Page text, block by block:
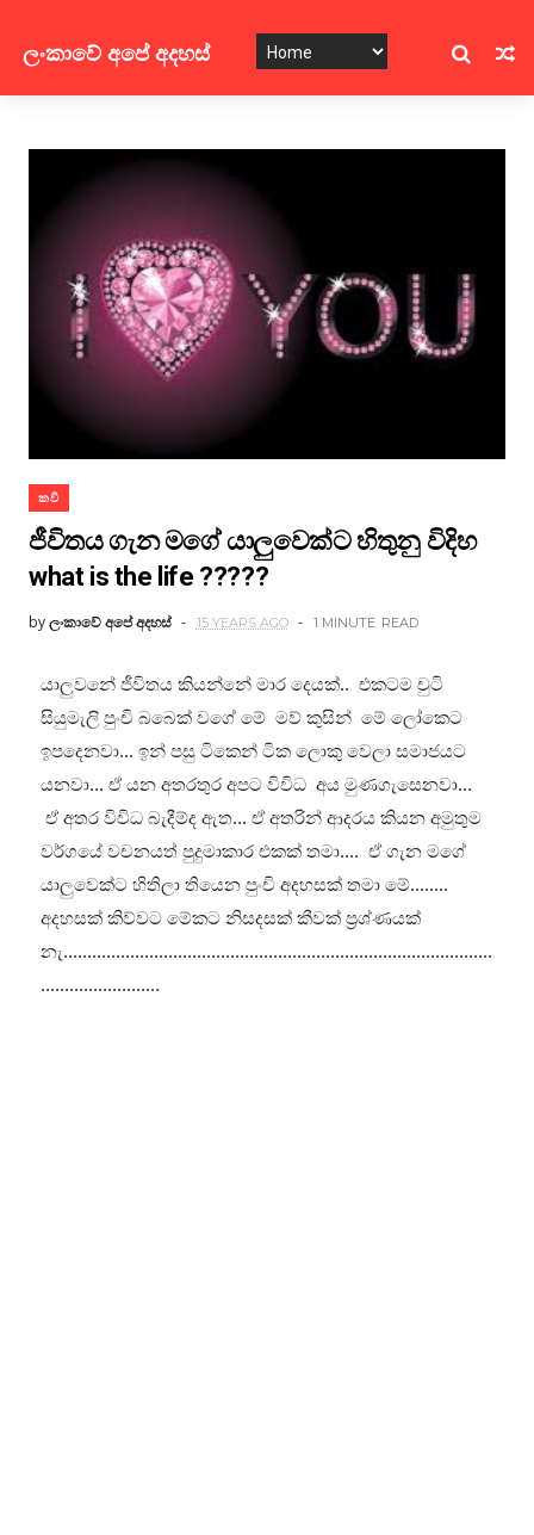
ලංකාවේ අපේ අදහස්
කවි
ජීවිතය ගැන මගේ යාලුවෙක්ට හිතුනු විදිහ
what is the life ?????
byලංකාවේ අපේ අදහස් 15 YEARS AGO 1 MINUTE READ
යාලුවනේ ජීවිතය කියන්නේ මාර දෙයක්.. එකටම චුටි
සියුමැලි පුංචි බබෙක් වගේ මේ මව් කුසින් මේ ලෝකෙට
ඉපදෙනවා... ඉන් පසු ටිකෙන් ටික ලොකු වෙලා සමාජයට
යනවා... ඒ යන අතරතුර අපට විවිධ අය මුණගැසෙනවා...
ඒ අතර විවිධ බැදීම්ද ඇත... ඒ අතරින් ආදරය කියන අමුතුම
වර්ගයේ වචනයත් පුදුමාකාර එකක් තමා.... ඒ ගැන මගේ
යාලුවෙක්ට හිතිලා තියෙන පුංචි අදහසක් තමා මේ........
අදහසක් කිව්වට මේකට නිසදසක් කීවක් ප්‍රශ්ණයක්
නැ..........................................................................................
.........................